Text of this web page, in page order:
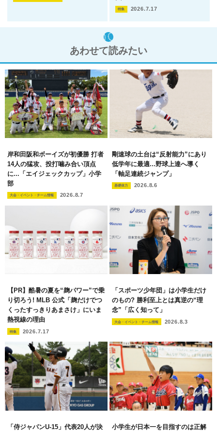
特集 2026.7.17
あわせて読みたい
岸和田阪和ボーイズが初優勝 打者
14人の猛攻、投打噛み合い頂点
に...「エイジェックカップ」小学
部
大会・イベント・チーム情報 2026.8.7
剛速球の土台は“反射能力”にあり
低学年に最適...野球上達へ導く
「軸足連続ジャンプ」
基礎体力 2026.8.6
【PR】酷暑の夏を“麹パワー”で乗
り切ろう! MLB 公式「麹だけでつ
くったすっきりあまさけ」にいま
熱視線の理由
特集 2026.7.17
「スポーツ少年団」は小学生だけ
のもの? 勝利至上とは真逆の“理
念”「広く知って」
大会・イベント・チーム情報 2026.8.3
「侍ジャパンU-15」代表20人が決
小学生が日本一を目指すのは正解